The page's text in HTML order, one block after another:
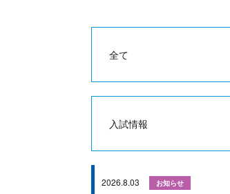
全て
入試情報
2026.8.03 お知らせ